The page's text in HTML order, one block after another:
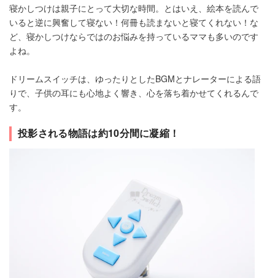
寝かしつけは親子にとって大切な時間。とはいえ、絵本を読んで
いると逆に興奮して寝ない！何冊も読まないと寝てくれない！な
ど、寝かしつけならではのお悩みを持っているママも多いのです
よね。
ドリームスイッチは、ゆったりとしたBGMとナレーターによる語
りで、子供の耳にも心地よく響き、心を落ち着かせてくれるんで
す。
投影される物語は約10分間に凝縮！